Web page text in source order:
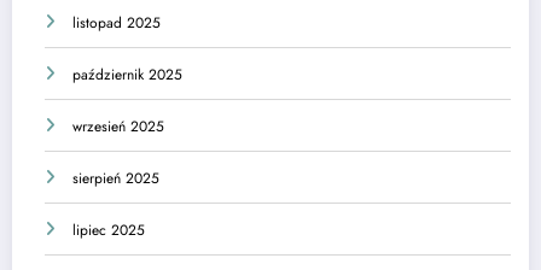
listopad 2025
październik 2025
wrzesień 2025
sierpień 2025
lipiec 2025